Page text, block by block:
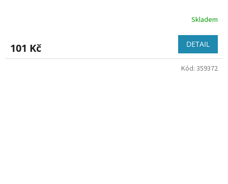
Skladem
101 Kč DETAIL
Kód: 359372